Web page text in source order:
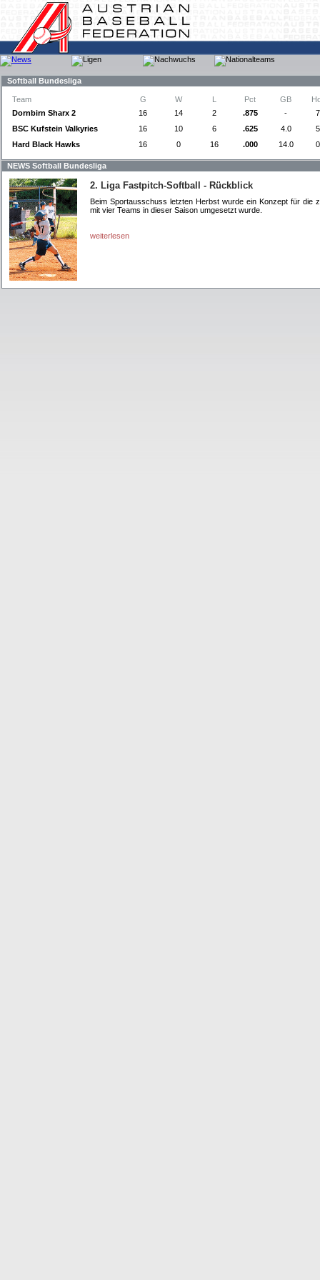
Softball Bundesliga
Team G W L Pct GB
Dornbirn Sharx 2
16 14 2 .875 -
BSC Kufstein Valkyries
16 10 6 .625 4.0
Hard Black Hawks
16 0 16 .000 14.0
NEWS Softball Bundesliga
2. Liga Fastpitch-Softball - Rückblick
Beim Sportausschuss letzten Herbst wurde ein Konzept für die
mit vier Teams in dieser Saison umgesetzt wurde.
weiterlesen